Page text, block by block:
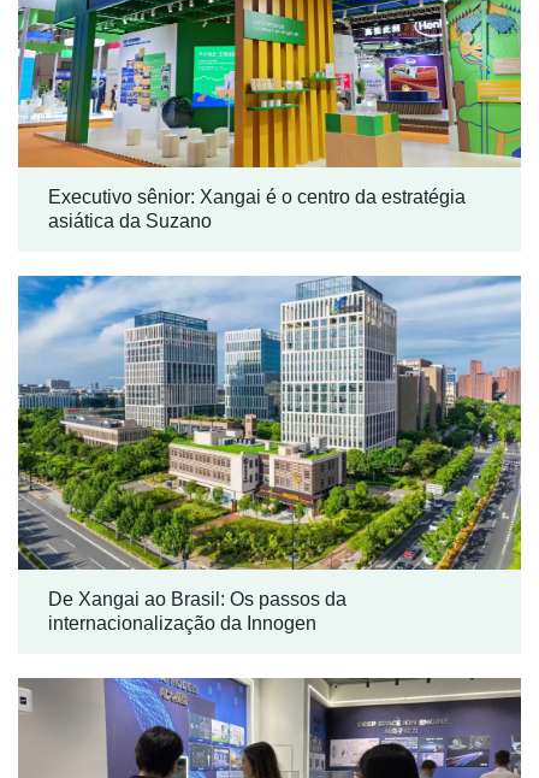
Executivo sênior: Xangai é o centro da estratégia
asiática da Suzano
De Xangai ao Brasil: Os passos da
internacionalização da Innogen